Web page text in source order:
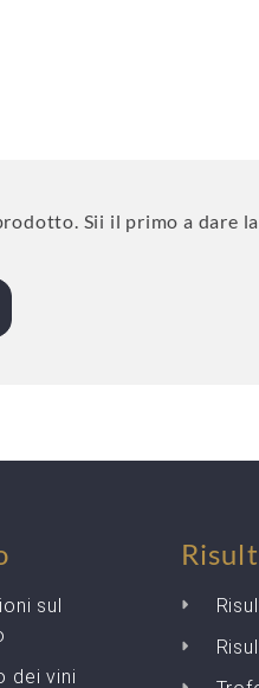
Sii il primo a dare
sul
dei vini